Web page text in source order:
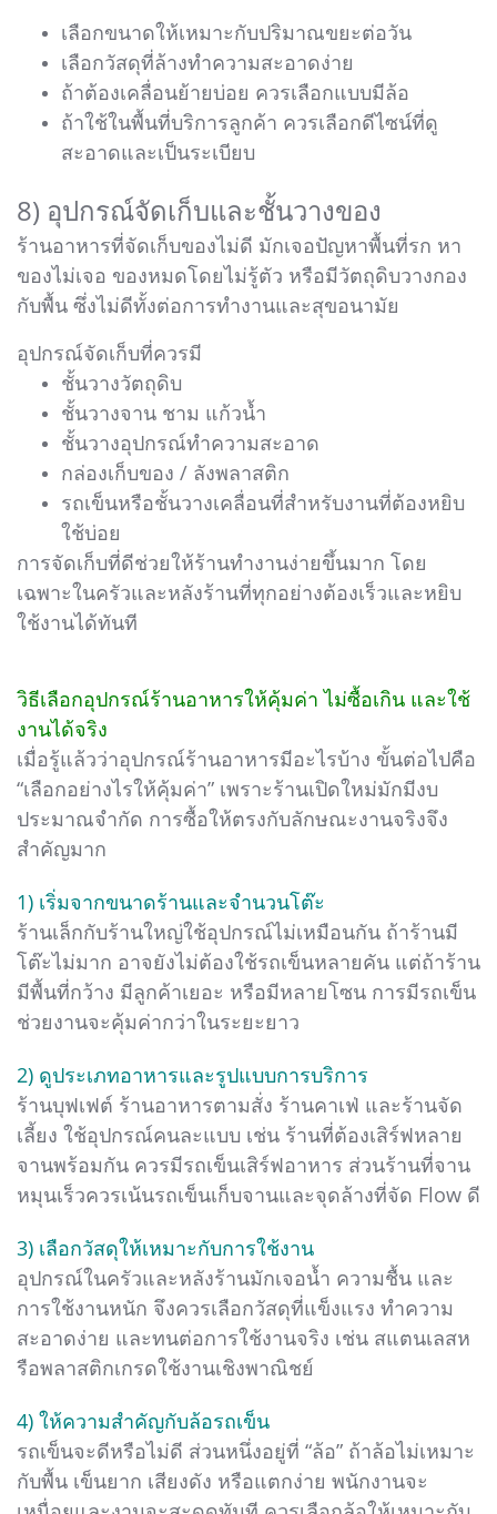
เลือกขนาดให้เหมาะกับปริมาณขยะต่อวัน
เลือกวัสดุที่ล้างทำความสะอาดง่าย
ถ้าต้องเคลื่อนย้ายบ่อย ควรเลือกแบบมีล้อ
ถ้าใช้ในพื้นที่บริการลูกค้า ควรเลือกดีไซน์ที่ดู
สะอาดและเป็นระเบียบ
8) อุปกรณ์จัดเก็บและชั้นวางของ
ร้านอาหารที่จัดเก็บของไม่ดี มักเจอปัญหาพื้นที่รก หา
ของไม่เจอ ของหมดโดยไม่รู้ตัว หรือมีวัตถุดิบวางกอง
กับพื้น ซึ่งไม่ดีทั้งต่อการทำงานและสุขอนามัย
อุปกรณ์จัดเก็บที่ควรมี
ชั้นวางวัตถุดิบ
ชั้นวางจาน ชาม แก้วน้ำ
ชั้นวางอุปกรณ์ทำความสะอาด
กล่องเก็บของ / ลังพลาสติก
รถเข็นหรือชั้นวางเคลื่อนที่สำหรับงานที่ต้องหยิบ
ใช้บ่อย
การจัดเก็บที่ดีช่วยให้ร้านทำงานง่ายขึ้นมาก โดย
เฉพาะในครัวและหลังร้านที่ทุกอย่างต้องเร็วและหยิบ
ใช้งานได้ทันที
วิธีเลือกอุปกรณ์ร้านอาหารให้คุ้มค่า ไม่ซื้อเกิน และใช้
งานได้จริง
เมื่อรู้แล้วว่าอุปกรณ์ร้านอาหารมีอะไรบ้าง ขั้นต่อไปคือ
“เลือกอย่างไรให้คุ้มค่า” เพราะร้านเปิดใหม่มักมีงบ
ประมาณจำกัด การซื้อให้ตรงกับลักษณะงานจริงจึง
สำคัญมาก
1) เริ่มจากขนาดร้านและจำนวนโต๊ะ
ร้านเล็กกับร้านใหญ่ใช้อุปกรณ์ไม่เหมือนกัน ถ้าร้านมี
โต๊ะไม่มาก อาจยังไม่ต้องใช้รถเข็นหลายคัน แต่ถ้าร้าน
มีพื้นที่กว้าง มีลูกค้าเยอะ หรือมีหลายโซน การมีรถเข็น
ช่วยงานจะคุ้มค่ากว่าในระยะยาว
2) ดูประเภทอาหารและรูปแบบการบริการ
ร้านบุฟเฟต์ ร้านอาหารตามสั่ง ร้านคาเฟ่ และร้านจัด
เลี้ยง ใช้อุปกรณ์คนละแบบ เช่น ร้านที่ต้องเสิร์ฟหลาย
จานพร้อมกัน ควรมีรถเข็นเสิร์ฟอาหาร ส่วนร้านที่จาน
หมุนเร็วควรเน้นรถเข็นเก็บจานและจุดล้างที่จัด Flow ดี
3) เลือกวัสดุให้เหมาะกับการใช้งาน
อุปกรณ์ในครัวและหลังร้านมักเจอน้ำ ความชื้น และ
การใช้งานหนัก จึงควรเลือกวัสดุที่แข็งแรง ทำความ
สะอาดง่าย และทนต่อการใช้งานจริง เช่น สแตนเลสห
รือพลาสติกเกรดใช้งานเชิงพาณิชย์
4) ให้ความสำคัญกับล้อรถเข็น
รถเข็นจะดีหรือไม่ดี ส่วนหนึ่งอยู่ที่ “ล้อ” ถ้าล้อไม่เหมาะ
กับพื้น เข็นยาก เสียงดัง หรือแตกง่าย พนักงานจะ